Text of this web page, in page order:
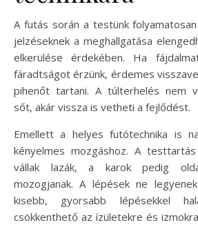
A futás során a testünk
jelzéseknek a meghallgatása
elkerülése érdekében. Ha
fáradtságot érzünk, érdemes
pihenőt tartani. A túlterhelés nem
sőt, akár vissza is vetheti a fejlődést.
Emellett a helyes futótechnika is
kényelmes mozgáshoz. A
vállak lazák, a karok pedig
mozogjanak. A lépések ne
kisebb, gyorsabb lépésekkel
csökkenthető az ízületekre és